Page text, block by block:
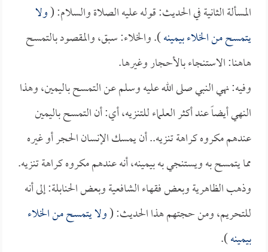
المسألة الثانية في الحديث: قوله عليه الصلاة والسلام: (ولا
يتمسح من الخلاء بيمينه). والخلاء: سبق، والمقصود بالتمسح
هاهنا: الاستنجاء بالأحجار وغيرها.
وفيه: نهي النبي صلى الله عليه وسلم عن التمسح باليمين، وهذا
النهي أيضاً عند أكثر العلماء للتنزيه، أي: أن التمسح باليمين
عندهم مكروه كراهة تنزيه.. أن يمسك الإنسان الحجر أو غيره
مما يتمسح به ويستنجي به بيمينه، أنه عندهم مكروه كراهة تنزيه.
وذهب الظاهرية وبعض فقهاء الشافعية وبعض الحنابلة: إلى أنه
للتحريم، ومن حجتهم هذا الحديث: (ولا يتمسح من الخلاء
بيمينه).